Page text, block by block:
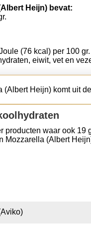
Heijn) bevat:
(76 kcal) per 100 gr.
eiwit, vet en
(Albert Heijn) komt uit
producten waar ook
Mozzarella (Albert